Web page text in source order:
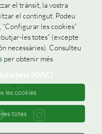
43440
05 - 977 87 02 27
115
(OAC)
16
el trànsit, la vostra
el contingut. Podeu
“Configurar les cookies”
les totes” (excepte
necessàries). Consulteu
per obtenir més
les cookies
les totes